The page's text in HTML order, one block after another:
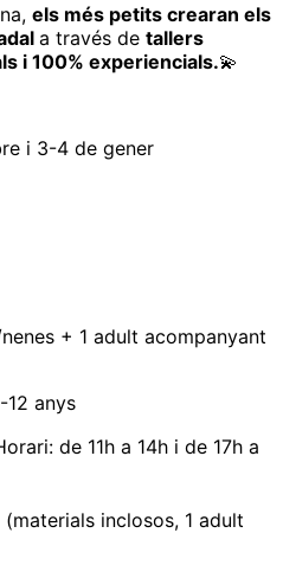
els més petits crearan els
a través de tallers
i 100% experiencials.💫
i 3-4 de gener
+ 1 adult acompanyant
12 anys
de 11h a 14h i de 17h a
inclosos, 1 adult